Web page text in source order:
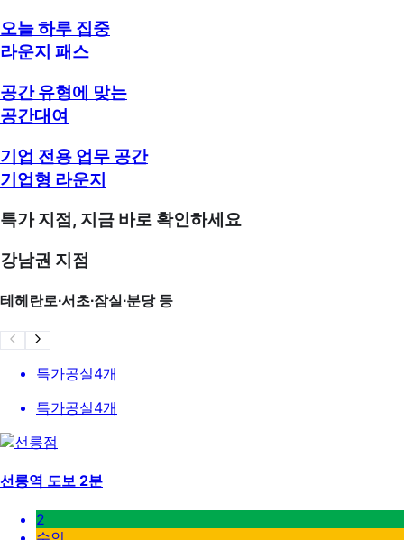
오늘 하루 집중
라운지 패스
공간 유형에 맞는
공간대여
기업 전용 업무 공간
기업형 라운지
특가 지점, 지금 바로 확인하세요
강남권 지점
테헤란로∙서초∙잠실∙분당 등
특가공실4개
특가공실4개
선릉역 도보 2분
2